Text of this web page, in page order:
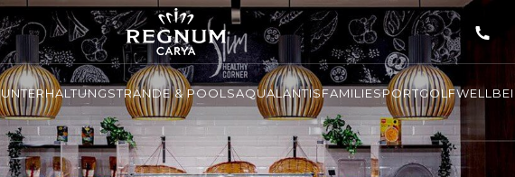
UNTERHALTUNGSTRÄNDE & POOLSAQUALANTISFAMILIESPORTGOLF